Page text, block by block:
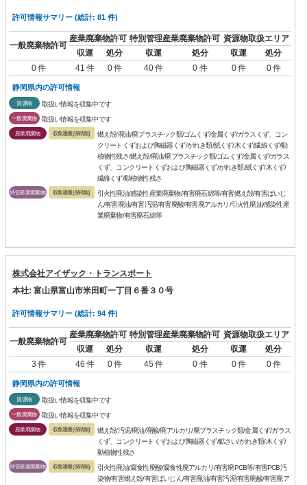
許可情報サマリー (総計: 81 件)
一般廃棄物許可
産業廃棄物許可 特別管理産業廃棄物許可 資源物取扱エリア
収運
処分 収運 処分 収運
処分
0 件
41 件 0 件 40 件 0 件 0 件 0 件
静岡県内の許可情報
資源物 取扱い情報を収集中です
一般廃棄物 取扱い情報を収集中です
産業廃棄物 収集運搬(保積無)
燃え殻/廃油/廃プラスチック類/ゴムくず/金属くず/ガラスくず、コン
クリートくずおよび陶磁器くず/がれき類/紙くず/木くず/繊維くず/動
植物性残さ/燃え殻/廃油/廃プラスチック類/ゴムくず/金属くず/ガラス
くず、コンクリートくずおよび陶磁器くず/がれき類/紙くず/木くず/
繊維くず/動植物性残さ
特管産業廃棄物 収集運搬(保積無)
引火性廃油/感染性産業廃棄物/有害廃石綿等/有害燃え殻/有害ばいじ
ん/有害廃油/有害汚泥/有害廃酸/有害廃アルカリ/引火性廃油/感染性産
業廃棄物/有害廃石綿等
株式会社アイザック・トランスポート
本社: 富山県富山市米田町一丁目６番３０号
許可情報サマリー (総計: 94 件)
一般廃棄物許可
産業廃棄物許可 特別管理産業廃棄物許可 資源物取扱エリア
収運
処分 収運 処分 収運
処分
3 件
46 件 0 件 45 件 0 件 0 件 0 件
静岡県内の許可情報
資源物 取扱い情報を収集中です
一般廃棄物 取扱い情報を収集中です
産業廃棄物 収集運搬(保積無)
燃え殻/汚泥/廃油/廃酸/廃アルカリ/廃プラスチック類/金属くず/ガラス
くず、コンクリートくずおよび陶磁器くず/鉱さい/がれき類/木くず/
動植物性残さ
特管産業廃棄物 収集運搬(保積無)
引火性廃油/腐食性廃酸/腐食性廃アルカリ/有害廃PCB等/有害PCB汚
染物/有害燃え殻/有害ばいじん/有害廃油/有害汚泥/有害廃酸/有害廃ア